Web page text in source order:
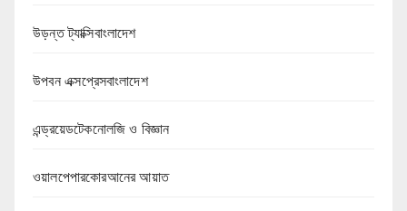
উড়ন্ত ট্যাক্সিবাংলাদেশ
উপবন এক্সপ্রেসবাংলাদেশ
এন্ড্রয়েডটেকনোলজি ও বিজ্ঞান
ওয়ালপেপারকোরআনের আয়াত